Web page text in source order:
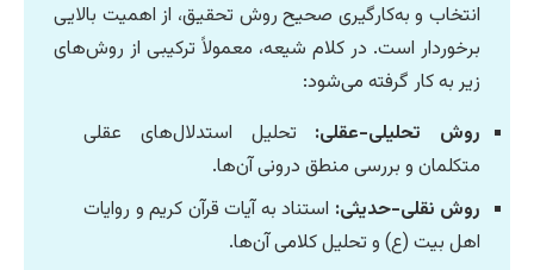
انتخاب و به‌کارگیری صحیح روش تحقیق، از اهمیت بالایی
برخوردار است. در کلام شیعه، معمولاً ترکیبی از روش‌های
زیر به کار گرفته می‌شود:
روش تحلیلی-عقلی: تحلیل استدلال‌های عقلی
متکلمان و بررسی منطق درونی آن‌ها.
روش نقلی-حدیثی: استناد به آیات قرآن کریم و روایات
اهل بیت (ع) و تحلیل کلامی آن‌ها.